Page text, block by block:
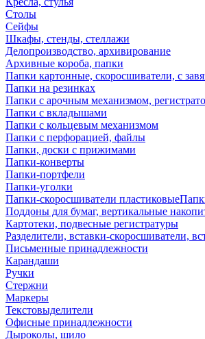
Столы
Сейфы
Шкафы, стенды, стеллажи
Делопроизводство, архивирование
Архивные короба, папки
Папки картонные, скоросшиватели, с
Папки на резинках
Папки с арочным механизмом,
Папки с вкладышами
Папки с кольцевым механизмом
Папки с перфорацией, файлы
Папки, доски с прижимами
Папки-конверты
Папки-портфели
Папки-уголки
Папки-скоросшиватели
Поддоны для бумаг, вертикальные
Картотеки, подвесные регистратуры
Разделители, вставки-скоросшиватели,
Письменные принадлежности
Карандаши
Ручки
Стержни
Маркеры
Текстовыделители
Офисные принадлежности
Дыроколы, шило